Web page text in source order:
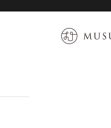
MUSUBI KILN